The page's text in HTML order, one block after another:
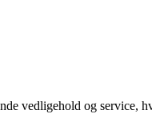
vedligehold og service,